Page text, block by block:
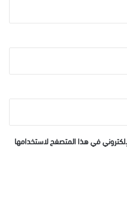
في هذا المتصفح لاستخدامها